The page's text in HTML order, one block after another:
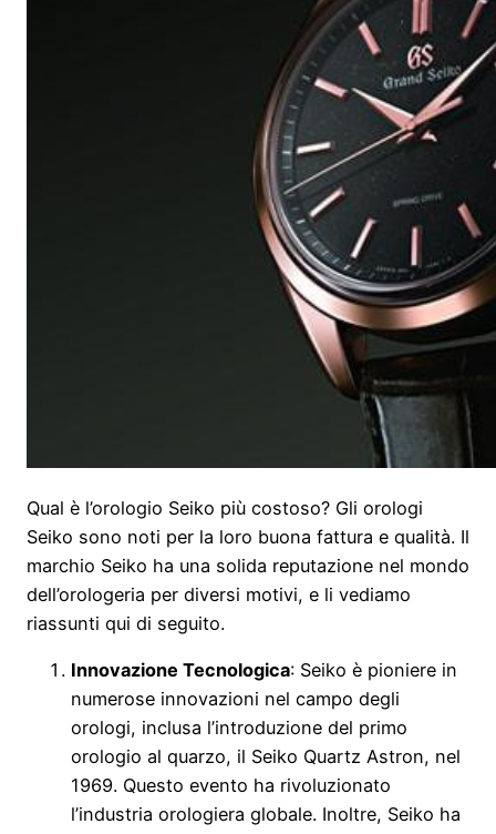
Qual è l’orologio Seiko più costoso? Gli orologi
Seiko sono noti per la loro buona fattura e qualità. Il
marchio Seiko ha una solida reputazione nel mondo
dell’orologeria per diversi motivi, e li vediamo
riassunti qui di seguito.
Innovazione Tecnologica: Seiko è pioniere in
numerose innovazioni nel campo degli
orologi, inclusa l’introduzione del primo
orologio al quarzo, il Seiko Quartz Astron, nel
1969. Questo evento ha rivoluzionato
l’industria orologiera globale. Inoltre, Seiko ha